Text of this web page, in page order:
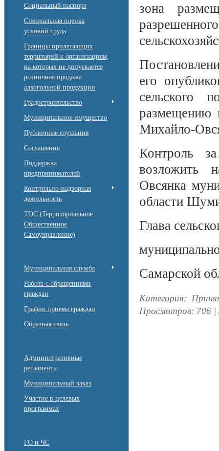
Социальный паспорт
Специальная оценка
условий труда
Границы прилегающих
территорий к организациям,
на которых не допускается
розничная продажа
алкогольной продукции
Градостроительство
Муниципальное имущество
Публичные слушания
Соглашения
Поддержка
предпринимателей
Контрольно-надзорная
деятельность
ТОС (Территориальное
Общественное
Самоуправление)
Муниципальная служба
Работа с обращениями
граждан
График приема граждан
Обратная связь
Административные
регламенты
Муниципальный заказ
Участие в целевых
программах
ГО и ЧС
зона
его
сельского
размещению
Михайло-
Контроль
возложить
Овсянка
области
Глава
Самарской
Категория:
Просмотров: 706 |